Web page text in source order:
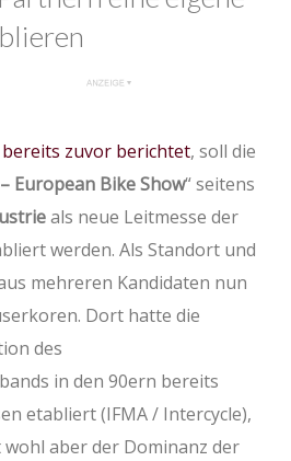
bereits zuvor berichtet, soll die
European Bike Show“ seitens
als neue Leitmesse der
werden. Als Standort und
mehreren Kandidaten nun
Dort hatte die
des
in den 90ern bereits
etabliert (IFMA / Intercycle),
aber der Dominanz der